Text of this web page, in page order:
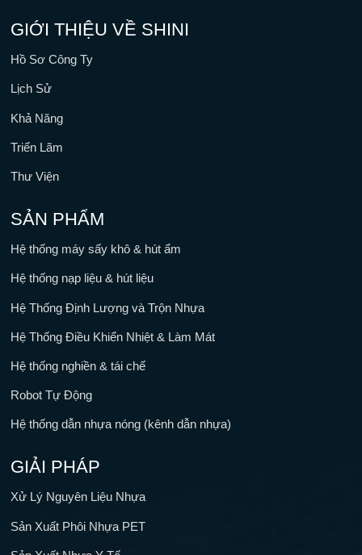
GIỚI THIỆU VỀ SHINI
Hồ Sơ Công Ty
Lịch Sử
Khả Năng
Triển Lãm
Thư Viện
SẢN PHẨM
Hệ thống máy sấy khô & hút ẩm
Hệ thống nạp liệu & hút liệu
Hệ Thống Định Lượng và Trộn Nhựa
Hệ Thống Điều Khiển Nhiệt & Làm Mát
Hệ thống nghiền & tái chế
Robot Tự Động
Hệ thống dẫn nhựa nóng (kênh dẫn nhựa)
GIẢI PHÁP
Xử Lý Nguyên Liệu Nhựa
Sản Xuất Phôi Nhựa PET